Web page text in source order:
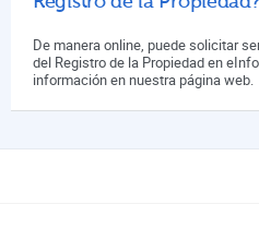
De manera online, puede solicitar
del Registro de la Propiedad en
información en nuestra página web.